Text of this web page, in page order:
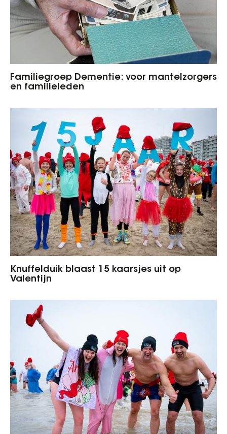
Familiegroep Dementie: voor mantelzorgers
en familieleden
Knuffelduik blaast 15 kaarsjes uit op
Valentijn